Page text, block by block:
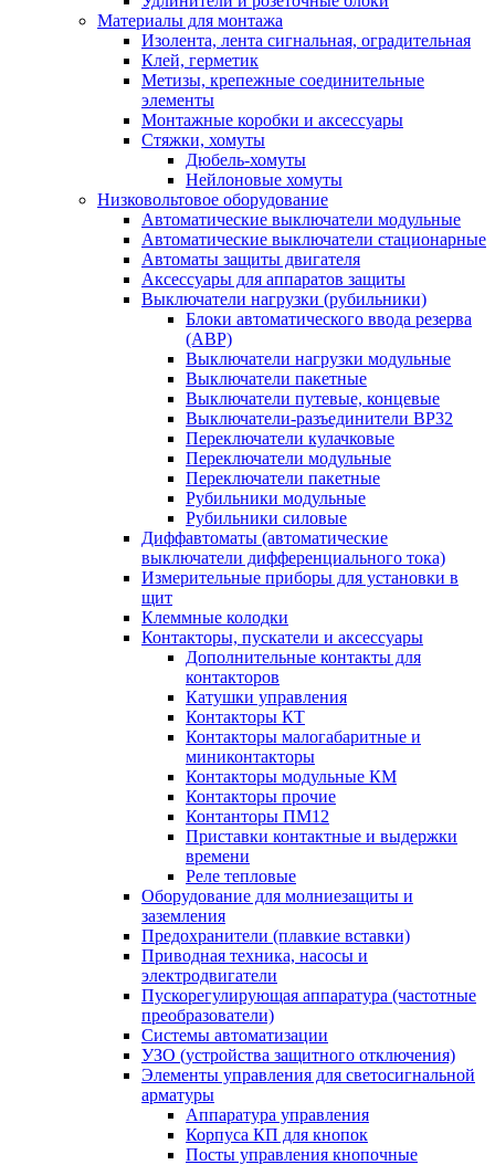
Материалы для монтажа
Изолента, лента сигнальная, оградительная
Клей, герметик
Метизы, крепежные соединительные
элементы
Монтажные коробки и аксессуары
Стяжки, хомуты
Дюбель-хомуты
Нейлоновые хомуты
Низковольтовое оборудование
Автоматические выключатели модульные
Автоматические выключатели стационарные
Автоматы защиты двигателя
Аксессуары для аппаратов защиты
Выключатели нагрузки (рубильники)
Блоки автоматического ввода резерва
(АВР)
Выключатели нагрузки модульные
Выключатели пакетные
Выключатели путевые, концевые
Выключатели-разъединители ВР32
Переключатели кулачковые
Переключатели модульные
Переключатели пакетные
Рубильники модульные
Рубильники силовые
Диффавтоматы (автоматические
выключатели дифференциального тока)
Измерительные приборы для установки в
щит
Клеммные колодки
Контакторы, пускатели и аксессуары
Дополнительные контакты для
контакторов
Катушки управления
Контакторы КТ
Контакторы малогабаритные и
миниконтакторы
Контакторы модульные КМ
Контакторы прочие
Контанторы ПМ12
Приставки контактные и выдержки
времени
Реле тепловые
Оборудование для молниезащиты и
заземления
Предохранители (плавкие вставки)
Приводная техника, насосы и
электродвигатели
Пускорегулирующая аппаратура (частотные
преобразователи)
Системы автоматизации
УЗО (устройства защитного отключения)
Элементы управления для светосигнальной
арматуры
Аппаратура управления
Корпуса КП для кнопок
Посты управления кнопочные